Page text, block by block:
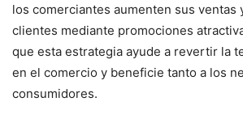
los comerciantes aumenten sus ventas
clientes mediante promociones
que esta estrategia ayude a revertir la
en el comercio y beneficie tanto a los
consumidores.